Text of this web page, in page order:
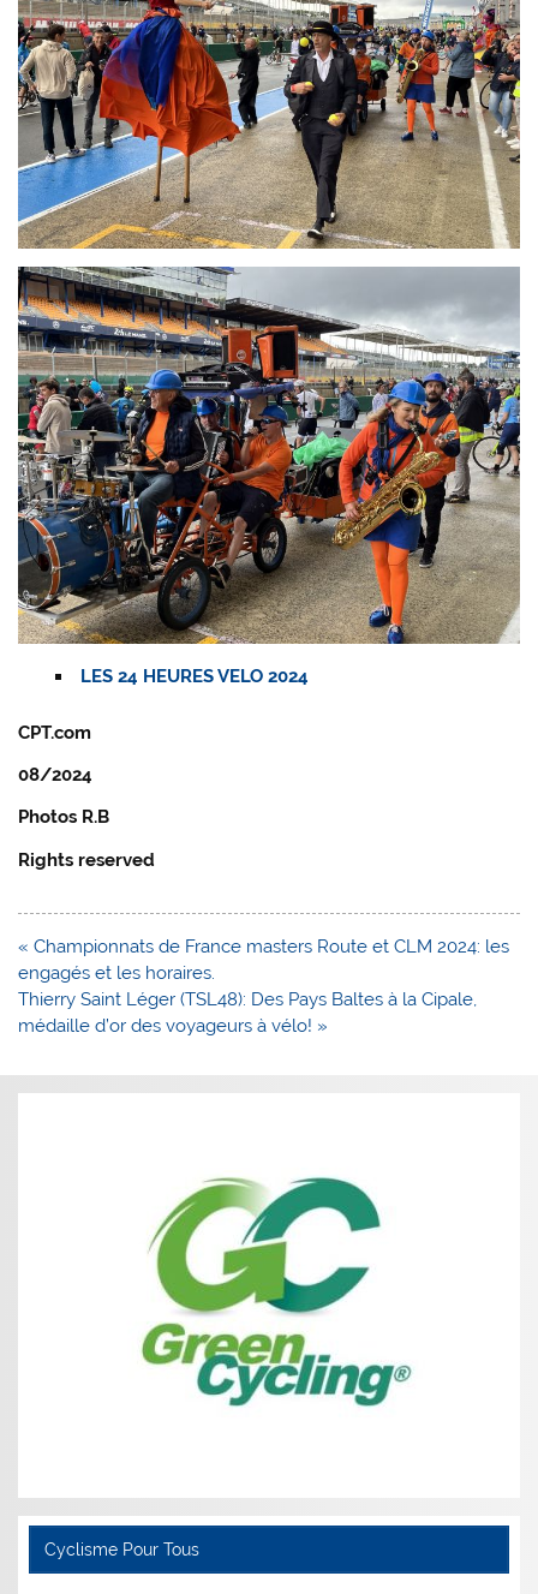
LES 24 HEURES VELO 2024
CPT.com
08/2024
Photos R.B
Rights reserved
Navigation
de
l’article
« Championnats de France masters Route et CLM 2024: les
engagés et les horaires.
Thierry Saint Léger (TSL48): Des Pays Baltes à la Cipale,
médaille d’or des voyageurs à vélo! »
Cyclisme Pour Tous